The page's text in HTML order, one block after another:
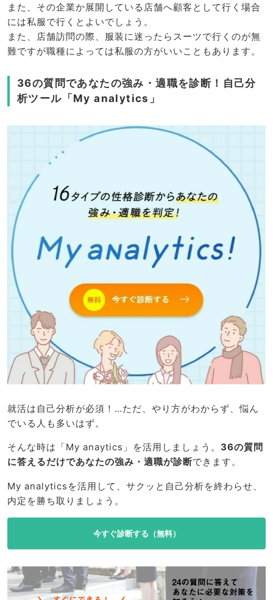
また、その企業か展開している店舗へ顧客として行く場合
には私服で行くとよいでしょう。
また、店舗訪問の際、服装に迷ったらスーツで行くのが無
難ですが職種によっては私服の方がいいこともあります。
36の質問であなたの強み・適職を診断！自己分
析ツール「My analytics」
就活は自己分析が必須！…ただ、やり方がわからず、悩ん
でいる人も多いはず。
そんな時は「My anaytics」を活用しましょう。 36の質問
に答えるだけであなたの強み・適職が診断できます。
My analyticsを活用して、サクッと自己分析を終わらせ、
内定を勝ち取りましょう。
今すぐ診断する（無料）